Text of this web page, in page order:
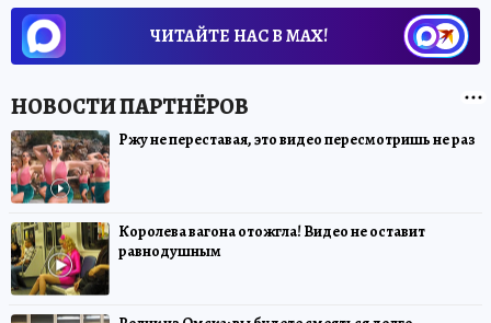
ЧИТАЙТЕ НАС В МАХ!
Ржу не переставая, это видео пересмотришь не раз
Королева вагона отожгла! Видео не оставит
равнодушным